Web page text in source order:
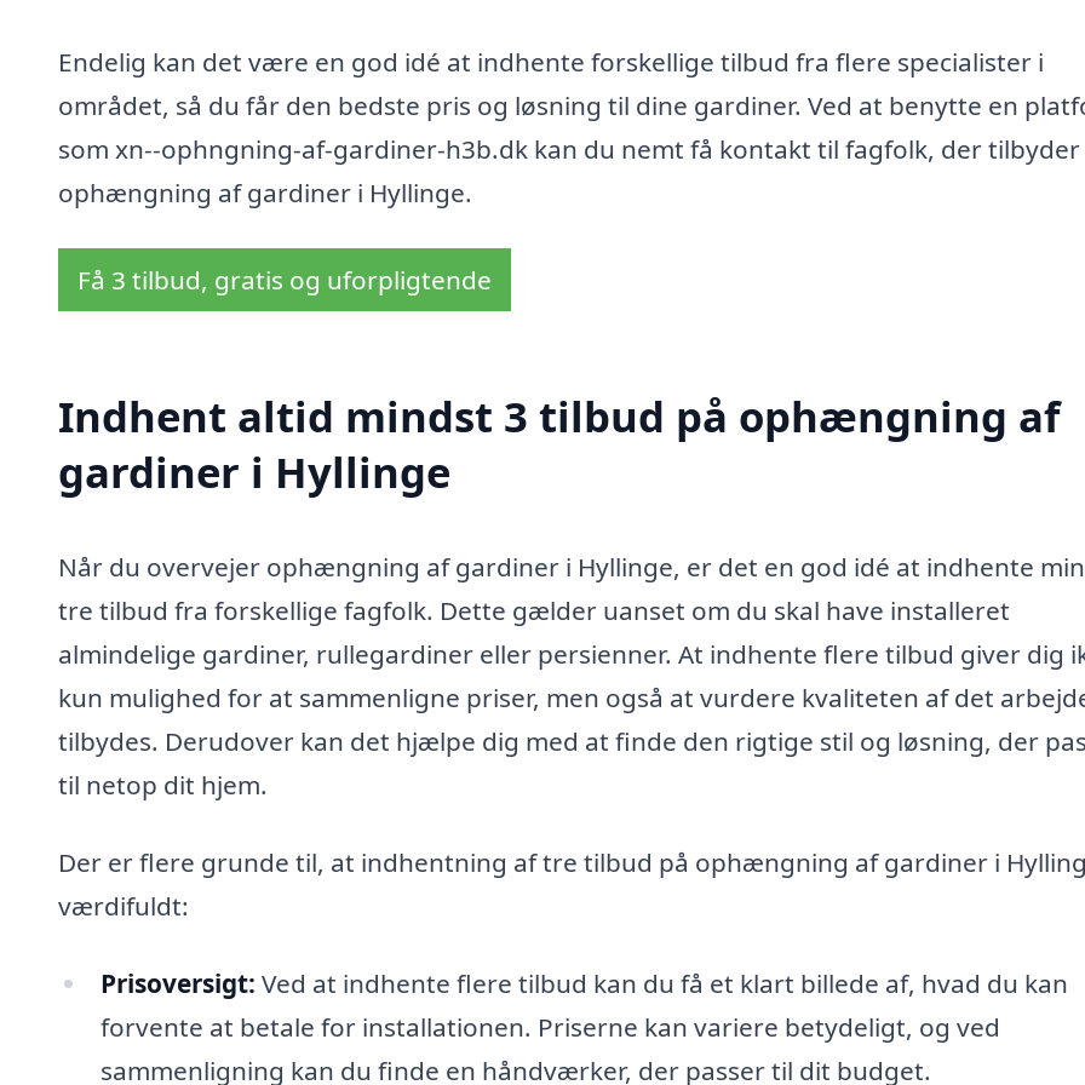
Endelig kan det være en god idé at indhente forskellige tilbud fra flere specialister i
området, så du får den bedste pris og løsning til dine gardiner. Ved at benytte en
som xn--ophngning-af-gardiner-h3b.dk kan du nemt få kontakt til fagfolk, der tilbyder
ophængning af gardiner i Hyllinge.
Få 3 tilbud, gratis og uforpligtende
Indhent altid mindst 3 tilbud på ophængning af
gardiner i Hyllinge
Når du overvejer ophængning af gardiner i Hyllinge, er det en god idé at indhente
tre tilbud fra forskellige fagfolk. Dette gælder uanset om du skal have installeret
almindelige gardiner, rullegardiner eller persienner. At indhente flere tilbud giver dig
kun mulighed for at sammenligne priser, men også at vurdere kvaliteten af det
tilbydes. Derudover kan det hjælpe dig med at finde den rigtige stil og løsning, der
til netop dit hjem.
Der er flere grunde til, at indhentning af tre tilbud på ophængning af gardiner i
værdifuldt:
Prisoversigt: Ved at indhente flere tilbud kan du få et klart billede af, hvad du kan
forvente at betale for installationen. Priserne kan variere betydeligt, og ved
sammenligning kan du finde en håndværker, der passer til dit budget.